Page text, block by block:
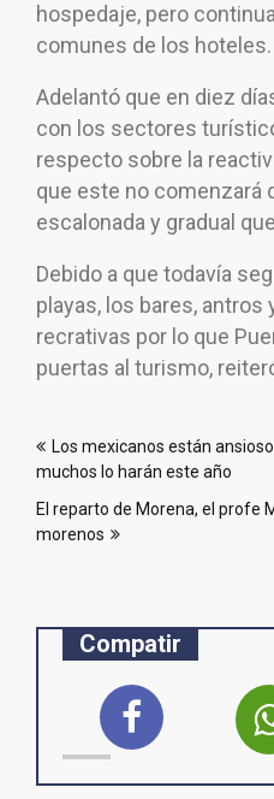
hospedaje, pero
comunes de los hoteles.
Adelantó que en diez
con los sectores
respecto sobre la
que este no comenzará
escalonada y gradual
Debido a que todavía
playas, los bares, antros
recrativas por lo que
puertas al turismo,
de
entradas
Los mexicanos están
muchos lo harán este año
El reparto de Morena, el profe
morenos
Compatir